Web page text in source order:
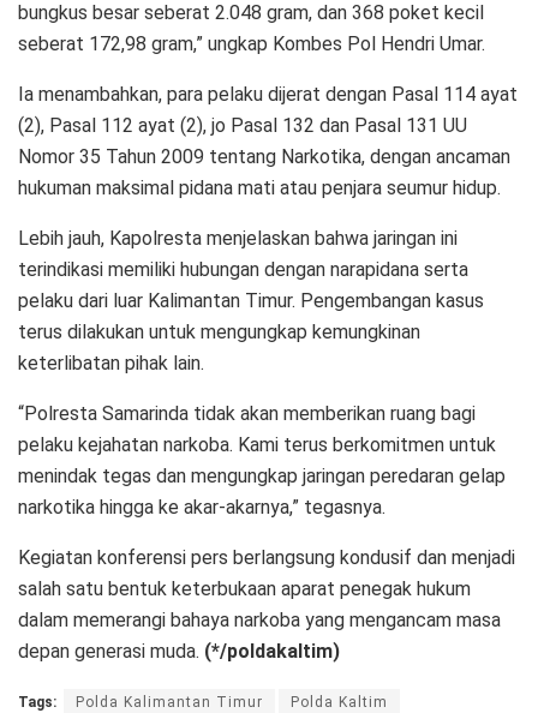
bungkus besar seberat 2.048 gram, dan 368 poket kecil
seberat 172,98 gram,” ungkap Kombes Pol Hendri Umar.
Ia menambahkan, para pelaku dijerat dengan Pasal 114 ayat
(2), Pasal 112 ayat (2), jo Pasal 132 dan Pasal 131 UU
Nomor 35 Tahun 2009 tentang Narkotika, dengan ancaman
hukuman maksimal pidana mati atau penjara seumur hidup.
Lebih jauh, Kapolresta menjelaskan bahwa jaringan ini
terindikasi memiliki hubungan dengan narapidana serta
pelaku dari luar Kalimantan Timur. Pengembangan kasus
terus dilakukan untuk mengungkap kemungkinan
keterlibatan pihak lain.
“Polresta Samarinda tidak akan memberikan ruang bagi
pelaku kejahatan narkoba. Kami terus berkomitmen untuk
menindak tegas dan mengungkap jaringan peredaran gelap
narkotika hingga ke akar-akarnya,” tegasnya.
Kegiatan konferensi pers berlangsung kondusif dan menjadi
salah satu bentuk keterbukaan aparat penegak hukum
dalam memerangi bahaya narkoba yang mengancam masa
depan generasi muda. (*/poldakaltim)
Tags: Polda Kalimantan Timur Polda Kaltim